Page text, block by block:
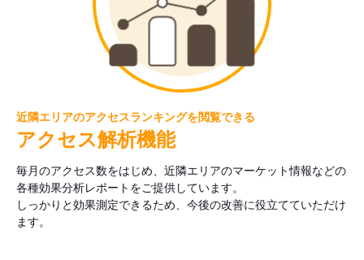
近隣エリアのアクセスランキングを閲覧できる
アクセス解析機能
毎月のアクセス数をはじめ、近隣エリアのマーケット情報などの
各種効果分析レポートをご提供しています。
しっかりと効果測定できるため、今後の改善に役立てていただけ
ます。